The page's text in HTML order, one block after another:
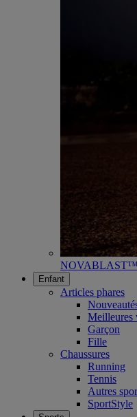
Enfant
Articles phares
Meilleures
Garçon
Fille
Chaussures
Running
Tennis
Autres
SportStyle